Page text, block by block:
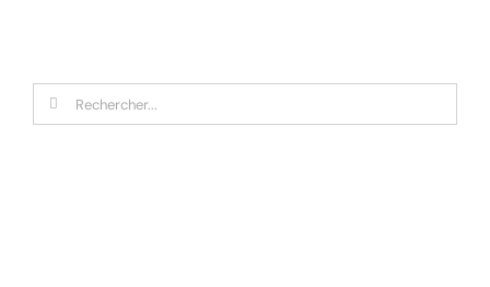
Rechercher: